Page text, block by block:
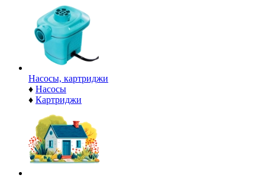
Насосы, картриджи
♦ Насосы
♦ Картриджи